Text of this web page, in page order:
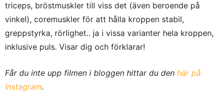
triceps, bröstmuskler till viss det (även beroende på
vinkel), coremuskler för att hålla kroppen stabil,
greppstyrka, rörlighet.. ja i vissa varianter hela kroppen,
inklusive puls. Visar dig och förklarar!
Får du inte upp filmen i bloggen hittar du den här på
Instagram.